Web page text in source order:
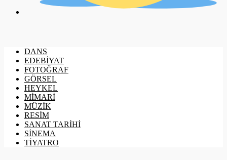
DANS
EDEBİYAT
FOTOĞRAF
GÖRSEL
HEYKEL
MİMARİ
MÜZİK
RESİM
SANAT TARİHİ
SİNEMA
TİYATRO